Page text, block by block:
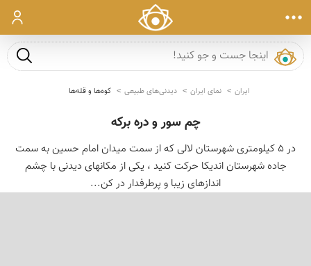
ورود
جست و
ایران نمای ایران دیدنی‌های طبیعی کوه‌ها و قله‌ها
چم سور و دره برکه
در 5 کیلومتری شهرستان لالی که از سمت میدان امام حسین به سمت
جاده شهرستان اندیکا حرکت کنید ، یکی از مکانهای دیدنی با چشم
اندازهای زیبا و پرطرفدار در کن...